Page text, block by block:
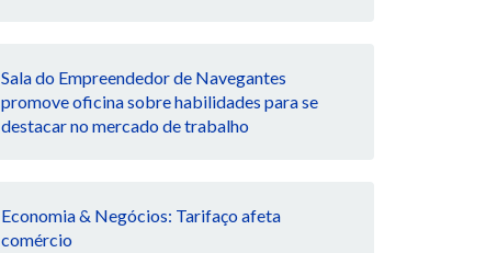
Sala do Empreendedor de Navegantes
promove oficina sobre habilidades para se
destacar no mercado de trabalho
Economia & Negócios: Tarifaço afeta
comércio